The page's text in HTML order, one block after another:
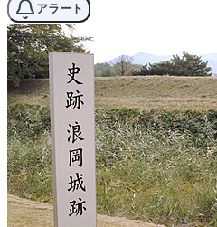
アラート